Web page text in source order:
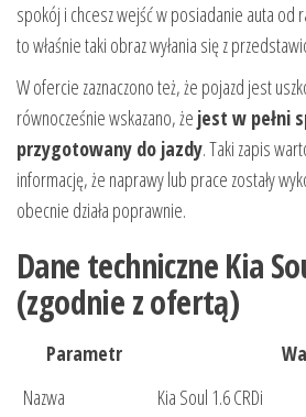
spokój i chcesz wejść w posiadanie auta od
to właśnie taki obraz wyłania się z
W ofercie zaznaczono też, że pojazd jest
równocześnie wskazano, że jest w pełni
przygotowany do jazdy. Taki zapis
informację, że naprawy lub prace zostały
obecnie działa poprawnie.
Dane techniczne Kia
(zgodnie z ofertą)
Parametr
Nazwa
Kia Soul 1.6 CRDi